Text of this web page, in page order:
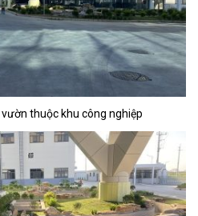
thuộc khu công nghiệp